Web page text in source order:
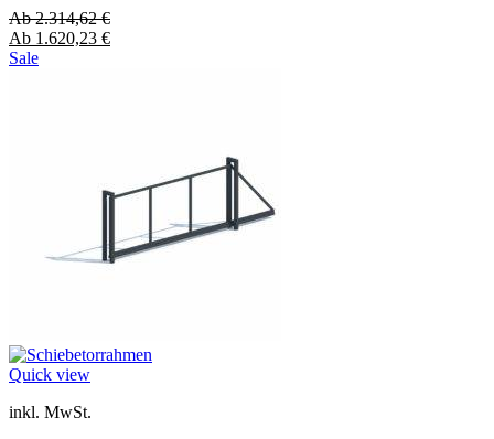
Ab2.314,62€
Ab 1.620,23 €
Sale
Quick view
inkl. MwSt.